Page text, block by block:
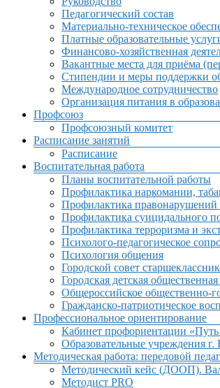
Педагогический состав
Материально-техническое
Платные образовательные
Финансово-хозяйственная
Вакантные места для приёма
Стипендии и меры поддержки
Международное сотрудничество
Организация питания в
Профсоюз
Профсоюзный комитет
Расписание занятий
Расписание
Воспитательная работа
Планы воспитательной работы
Профилактика наркомании,
Профилактика правонарушений
Профилактика суицидального
Профилактика терроризма и
Психолого-педагогическое
Психология общения
Городской совет
Городская детская
Общероссийское общественно-
Гражданско-патриотическое
Профессиональное ориентирование
Кабинет профориентации «Путь
Образовательные учреждения г.
Методическая работа: передовой
Методический кейс (ДООП).
Методист PRO